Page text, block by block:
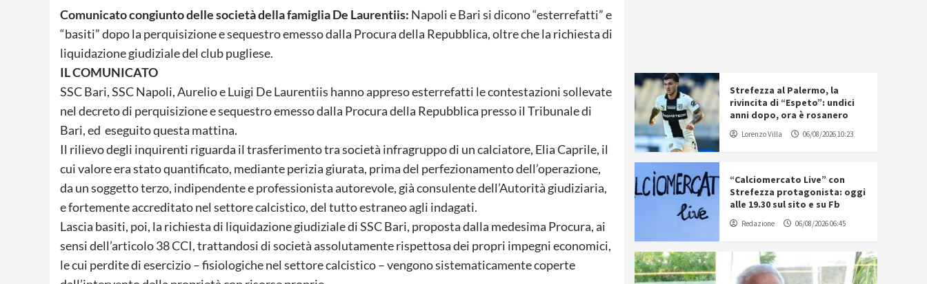
Comunicato congiunto delle società della famiglia De Laurentiis: Napoli e Bari si dicono “esterrefatti” e
“basiti” dopo la perquisizione e sequestro emesso dalla Procura della Repubblica, oltre che la richiesta di
liquidazione giudiziale del club pugliese.
IL COMUNICATO
SSC Bari, SSC Napoli, Aurelio e Luigi De Laurentiis hanno appreso esterrefatti le contestazioni sollevate
nel decreto di perquisizione e sequestro emesso dalla Procura della Repubblica presso il Tribunale di
Bari, ed eseguito questa mattina.
Il rilievo degli inquirenti riguarda il trasferimento tra società infragruppo di un calciatore, Elia Caprile, il
cui valore era stato quantificato, mediante perizia giurata, prima del perfezionamento dell’operazione,
da un soggetto terzo, indipendente e professionista autorevole, già consulente dell’Autorità giudiziaria,
e fortemente accreditato nel settore calcistico, del tutto estraneo agli indagati.
Lascia basiti, poi, la richiesta di liquidazione giudiziale di SSC Bari, proposta dalla medesima Procura, ai
sensi dell’articolo 38 CCI, trattandosi di società assolutamente rispettosa dei propri impegni economici,
le cui perdite di esercizio – fisiologiche nel settore calcistico – vengono sistematicamente coperte
Strefezza al Palermo, la
rivincita di “Espeto”: undici
anni dopo, ora è rosanero
Lorenzo Villa 06/08/2026 10:23
“Calciomercato Live” con
Strefezza protagonista: oggi
alle 19.30 sul sito e su Fb
Redazione 06/08/2026 06:45